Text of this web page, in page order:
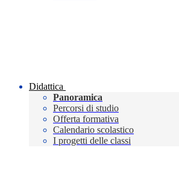
Didattica
Panoramica
Percorsi di studio
Offerta formativa
Calendario scolastico
I progetti delle classi